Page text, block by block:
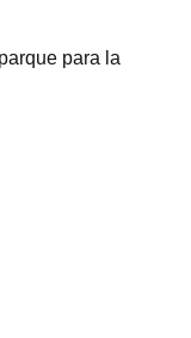
para la